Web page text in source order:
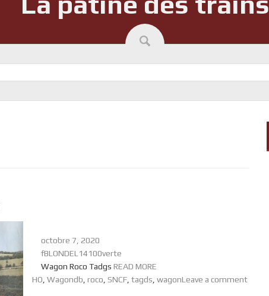
octobre 7, 2020
fBLONDEL14100verte
Wagon Roco Tadgs READ MORE
HO Wagondb roco SNCF tagds wagonLeave a comment